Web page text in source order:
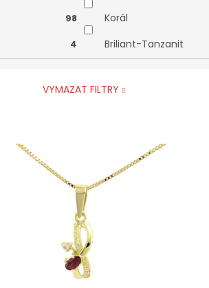
98 Korál
4 Briliant-Tanzanit
VYMAZAT FILTRY